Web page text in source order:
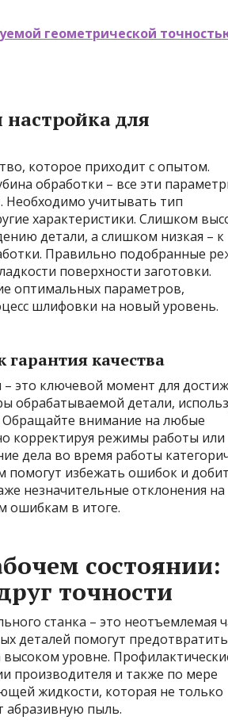
геометрической
для
которое приходит с опытом.
обработки – все эти
Необходимо учитывать тип
характеристики. Слишком
детали, а слишком низкая – к
Правильно подобранные
поверхности заготовки.
оптимальных параметров,
шлифовки на новый уровень.
гарантия качества
это ключевой момент для
обрабатываемой детали,
Обращайте внимание на любые
корректируя режимы работы или
дела во время работы
избежать ошибок и
незначительные отклонения на
ошибкам в итоге.
состоянии:
точности
станка – это неотъемлемая
деталей помогут предотвратить
уровне.
производителя и также по мере
жидкости, которая не только
абразивную пыль.